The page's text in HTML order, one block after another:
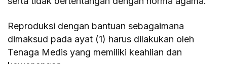
Reproduksi dengan bantuan sebagaimana
dimaksud pada ayat (1) harus dilakukan oleh
Tenaga Medis yang memiliki keahlian dan